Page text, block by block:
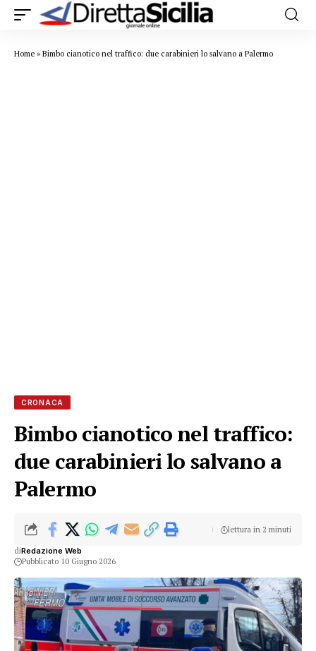
Home » Bimbo cianotico nel traffico: due carabinieri lo salvano a Palermo
CRONACA
Bimbo cianotico nel traffico:
due carabinieri lo salvano a
Palermo
diRedazione Web
Pubblicato 10 Giugno 2026
lettura in 2 minuti